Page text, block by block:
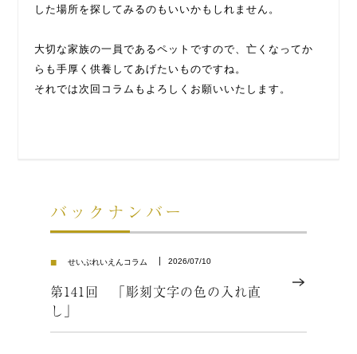
した場所を探してみるのもいいかもしれません。
大切な家族の一員であるペットですので、亡くなってか
らも手厚く供養してあげたいものですね。
それでは次回コラムもよろしくお願いいたします。
バックナンバー
■ せいぶれいえんコラム 2026/07/10
第141回 「彫刻文字の色の入れ直
し」